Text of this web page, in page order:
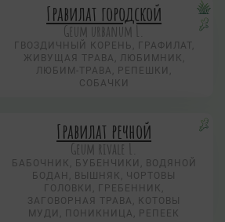
Гравилат городской
Geum urbanum L.
ГВОЗДИЧНЫЙ КОРЕНЬ, ГРАФИЛАТ,
ЖИВУЩАЯ ТРАВА, ЛЮБИМНИК,
ЛЮБИМ-ТРАВА, РЕПЕШКИ,
СОБАЧКИ
Гравилат речной
Geum rivale L.
БАБОЧНИК, БУБЕНЧИКИ, ВОДЯНОЙ
БОДАН, ВЫШНЯК, ЧОРТОВЫ
ГОЛОВКИ, ГРЕБЕННИК,
ЗАГОВОРНАЯ ТРАВА, КОТОВЫ
МУДИ, ПОНИКНИЦА, РЕПЕЕК